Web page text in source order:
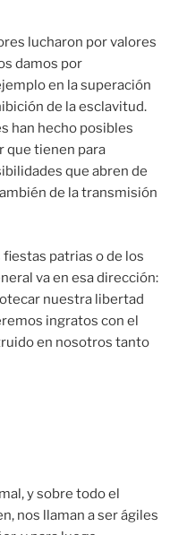
lucharon por valores
damos por
en la superación
de la esclavitud.
han hecho posibles
que tienen para
que abren de
de la transmisión
patrias o de los
va en esa dirección:
nuestra libertad
ingratos con el
en nosotros tanto
y sobre todo el
nos llaman a ser ágiles